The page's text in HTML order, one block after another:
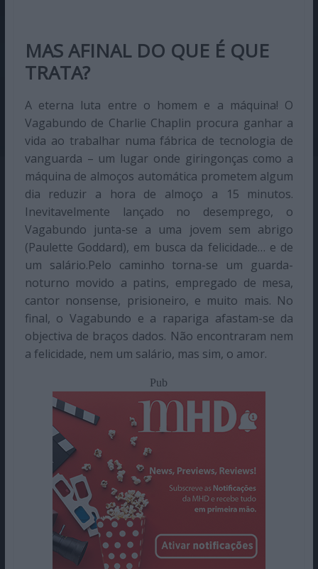
MAS AFINAL DO QUE É QUE
TRATA?
A eterna luta entre o homem e a máquina! O
Vagabundo de Charlie Chaplin procura ganhar a
vida ao trabalhar numa fábrica de tecnologia de
vanguarda – um lugar onde giringonças como a
máquina de almoços automática prometem algum
dia reduzir a hora de almoço a 15 minutos.
Inevitavelmente lançado no desemprego, o
Vagabundo junta-se a uma jovem sem abrigo
(Paulette Goddard), em busca da felicidade… e de
um salário.Pelo caminho torna-se um guarda-
noturno movido a patins, empregado de mesa,
cantor nonsense, prisioneiro, e muito mais. No
final, o Vagabundo e a rapariga afastam-se da
objectiva de braços dados. Não encontraram nem
a felicidade, nem um salário, mas sim, o amor.
Pub